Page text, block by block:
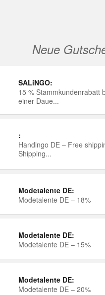
Neue
SALiNGO:
15 % Stammkundenrabatt
einer Daue...
:
Handingo DE – Free
Shipping...
Modetalente DE:
Modetalente DE – 18%
Modetalente DE:
Modetalente DE – 15%
Modetalente DE:
Modetalente DE – 20%